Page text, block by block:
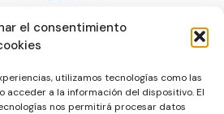
el consentimiento
utilizamos tecnologías como las
acceder a la información del dispositivo. El
nos permitirá procesar datos